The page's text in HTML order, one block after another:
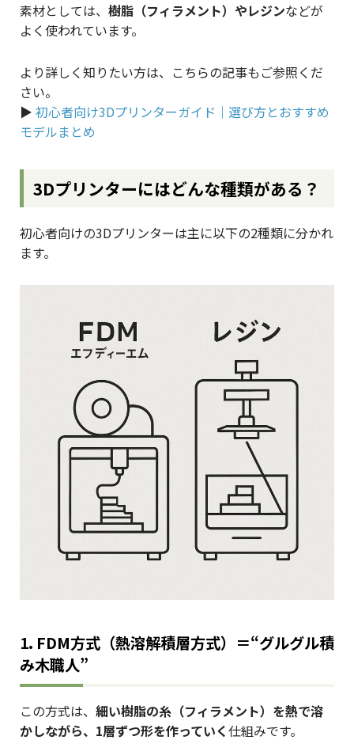
素材としては、 樹脂（フィラメント）やレジンなどが
よく使われています。
より詳しく知りたい方は、こちらの記事もご参照くだ
さい。
▶︎ 初心者向け3Dプリンターガイド｜選び方とおすすめ
モデルまとめ
3Dプリンターにはどんな種類がある？
初心者向けの3Dプリンターは主に以下の2種類に分かれ
ます。
1. FDM方式（熱溶解積層方式）＝“グルグル積
み木職人”
この方式は、 細い樹脂の糸（フィラメント）を熱で溶
かしながら、1層ずつ形を作っていく仕組みです。